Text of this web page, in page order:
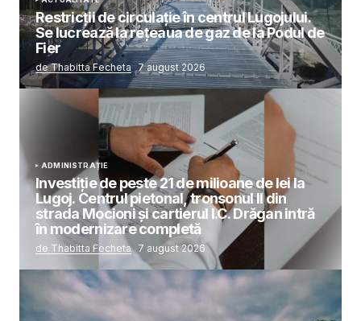
Restricții de circulație în centrul Lugojului.
Se lucrează la rețeaua de gaz de la Podul de
Fier
de Thabitta Fecheta 7 august 2026
ADMINISTRAȚIE
Investiție de peste 21 de milioane de lei la
Lugoj. Centrul pietonal, tronsonul II din
strada Mocioni și cartierul I.C. Drăgan intră
în modernizare completă
de Thabitta Fecheta 7 august 2026